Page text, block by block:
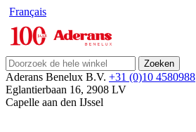
Français
Zoeken
Aderans Benelux B.V. +31 (0)10 4580988
Eglantierbaan 16, 2908 LV
Capelle aan den IJssel